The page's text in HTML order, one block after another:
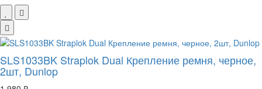
SLS1033BK Straplok Dual Крепление ремня, черное,
2шт, Dunlop